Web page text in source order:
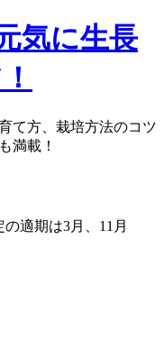
気に生長
て方、栽培方法のコツ
満載！
適期は3月、11月